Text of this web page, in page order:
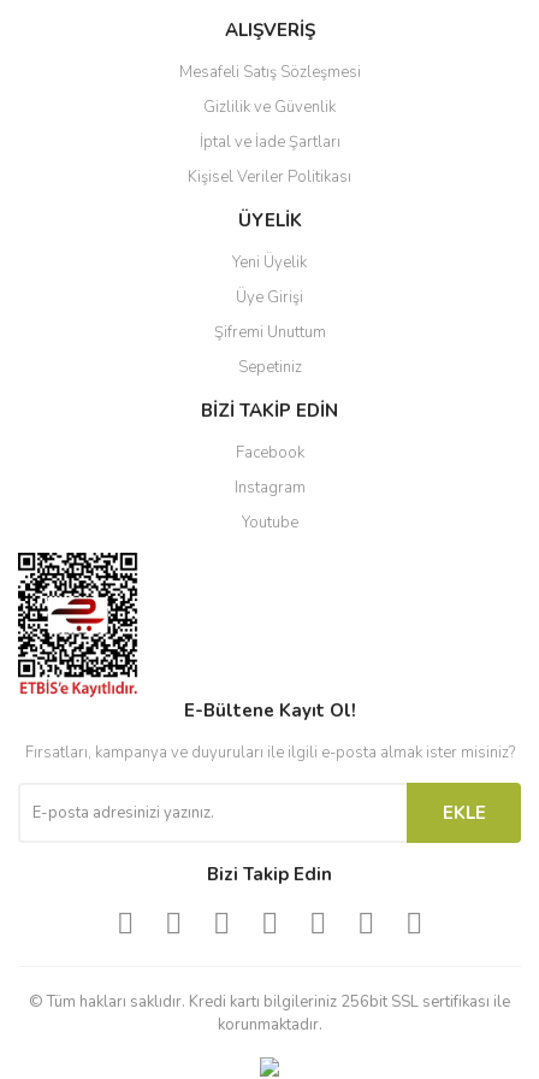
Bu ürüne benzer farklı alternatifler olmalı.
Gönder
ALIŞVERİŞ
Mesafeli Satış Sözleşmesi
Gizlilik ve Güvenlik
İptal ve İade Şartları
Kişisel Veriler Politikası
ÜYELİK
Yeni Üyelik
Üye Girişi
Şifremi Unuttum
Sepetiniz
BİZİ TAKİP EDİN
Facebook
Instagram
Youtube
E-Bültene Kayıt Ol!
Fırsatları, kampanya ve duyuruları ile ilgili e-posta almak ister misiniz?
EKLE
Bizi Takip Edin
© Tüm hakları saklıdır. Kredi kartı bilgileriniz 256bit SSL sertifikası ile
korunmaktadır.